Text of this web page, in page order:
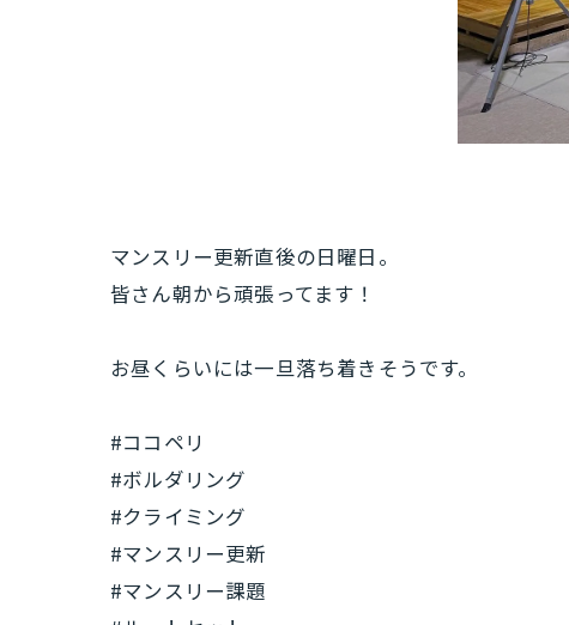
マンスリー更新直後の日曜日。
皆さん朝から頑張ってます！
お昼くらいには一旦落ち着きそうです。
#ココペリ
#ボルダリング
#クライミング
#マンスリー更新
#マンスリー課題